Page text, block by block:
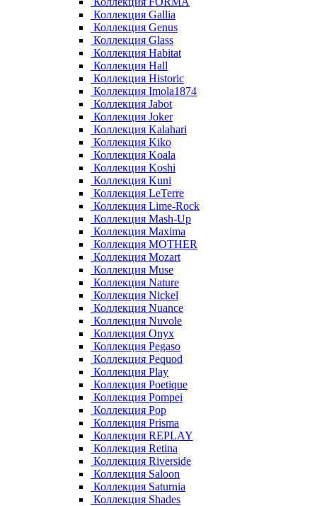
Коллекция Gallia
Коллекция Genus
Коллекция Glass
Коллекция Habitat
Коллекция Hall
Коллекция Historic
Коллекция Imola1874
Коллекция Jabot
Коллекция Joker
Коллекция Kalahari
Коллекция Kiko
Коллекция Koala
Коллекция Koshi
Коллекция Kuni
Коллекция LeTerre
Коллекция Lime-Rock
Коллекция Mash-Up
Коллекция Maxima
Коллекция MOTHER
Коллекция Mozart
Коллекция Muse
Коллекция Nature
Коллекция Nickel
Коллекция Nuance
Коллекция Nuvole
Коллекция Onyx
Коллекция Pegaso
Коллекция Pequod
Коллекция Play
Коллекция Poetique
Коллекция Pompei
Коллекция Pop
Коллекция Prisma
Коллекция REPLAY
Коллекция Retina
Коллекция Riverside
Коллекция Saloon
Коллекция Saturnia
Коллекция Shades